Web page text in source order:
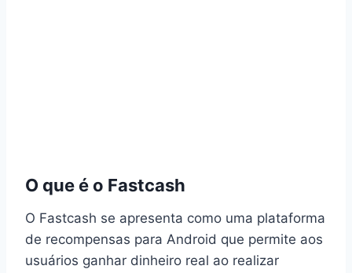
O que é o Fastcash
O Fastcash se apresenta como uma plataforma
de recompensas para Android que permite aos
usuários ganhar dinheiro real ao realizar